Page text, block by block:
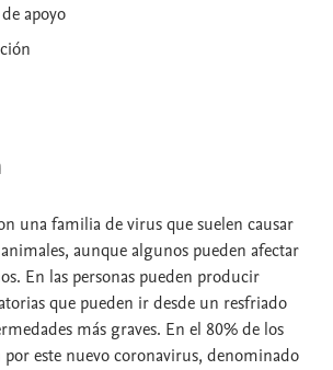
apoyo
una familia de virus que suelen causar
aunque algunos pueden afectar
En las personas pueden producir
que pueden ir desde un resfriado
más graves. En el 80% de los
por este nuevo coronavirus, denominado